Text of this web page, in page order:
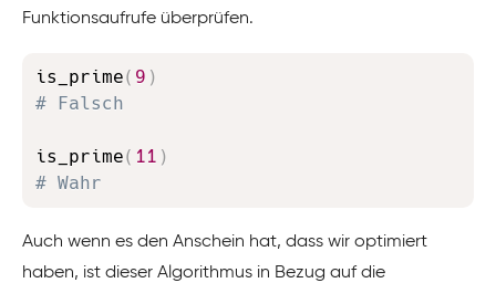
Funktionsaufrufe überprüfen.
is_prime( 9 )
# Falsch
is_prime( 11 )
# Wahr
Auch wenn es den Anschein hat, dass wir optimiert
haben, ist dieser Algorithmus in Bezug auf die